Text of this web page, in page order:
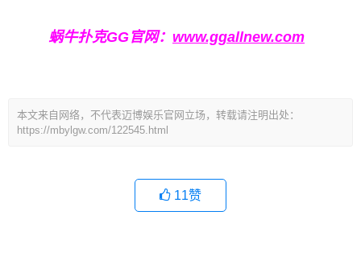
蜗牛扑克GG官网： www.ggallnew.com
本文来自网络，不代表迈博娱乐官网立场，转载请注明出处：
https://mbylgw.com/122545.html
11赞